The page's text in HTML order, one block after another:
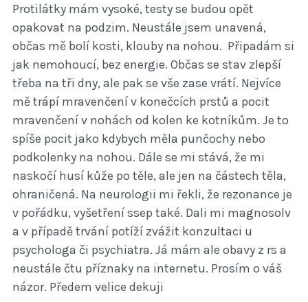
Protilátky mám vysoké, testy se budou opět
opakovat na podzim. Neustále jsem unavená,
občas mě bolí kosti, klouby na nohou. Připadám si
jak nemohoucí, bez energie. Občas se stav zlepší
třeba na tři dny, ale pak se vše zase vrátí. Nejvíce
mě trápí mravenčení v konečcích prstů a pocit
mravenčení v nohách od kolen ke kotníkům. Je to
spíše pocit jako kdybych měla punčochy nebo
podkolenky na nohou. Dále se mi stává, že mi
naskočí husí kůže po těle, ale jen na částech těla,
ohraničená. Na neurologii mi řekli, že rezonance je
v pořádku, vyšetření ssep také. Dali mi magnosolv
a v případě trvání potíží zvážit konzultaci u
psychologa či psychiatra. Já mám ale obavy z rs a
neustále čtu příznaky na internetu. Prosím o váš
názor. Předem velice dekuji